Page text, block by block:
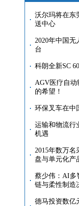
沃尔玛将在东
送中心
2020年中国无
台
科朗全新SC
AGV医疗自
的希望！
环保叉车在中
运输和物流行
机遇
2015年数万
盘与单元化产
蔡少伟：AI多
链与柔性制造
德马投资数亿